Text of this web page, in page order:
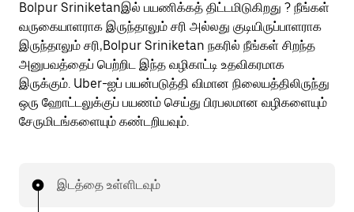
Bolpur Sriniketanஇல் பயணிக்கத் திட்டமிடுகிறது ? நீங்கள்
வருகையாளராக இருந்தாலும் சரி அல்லது குடியிருப்பாளராக
இருந்தாலும் சரி,Bolpur Sriniketan நகரில் நீங்கள் சிறந்த
அனுபவத்தைப் பெற்றிட இந்த வழிகாட்டி உதவிகரமாக
இருக்கும். Uber-ஐப் பயன்படுத்தி விமான நிலையத்திலிருந்து
ஒரு ஹோட்டலுக்குப் பயணம் செய்து பிரபலமான வழிகளையும்
சேருமிடங்களையும் கண்டறியவும்.
இடத்தை உள்ளிடவும்